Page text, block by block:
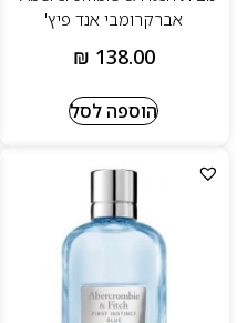
אברקרומבי אנד פיץ'
₪ 138.00
הוספה לסל